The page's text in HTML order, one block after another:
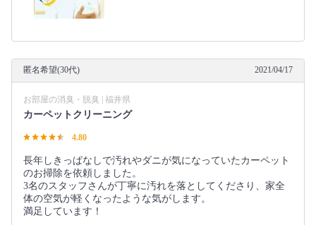
匿名希望(30代) 2021/04/17
お部屋の消臭・脱臭 | 福井県
カーペットクリーニング
4.80
長年しきっぱなしで汚れやダニが気になっていたカーペット
のお掃除を依頼しました。
3名のスタッフさんが丁寧に汚れを落としてくださり、家全
体の空気が軽くなったような気がします。
満足しています！